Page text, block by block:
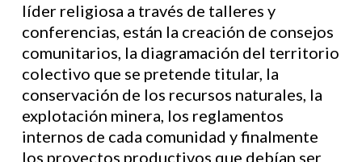
líder religiosa a través de talleres y
conferencias, están la creación de consejos
comunitarios, la diagramación del territorio
colectivo que se pretende titular, la
conservación de los recursos naturales, la
explotación minera, los reglamentos
internos de cada comunidad y finalmente
los proyectos productivos que debían ser